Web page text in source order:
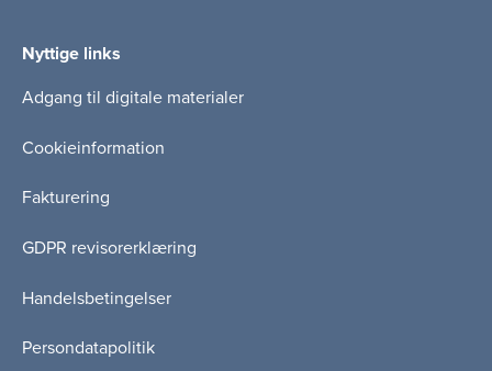
Nyttige links
Adgang til digitale materialer
Cookieinformation
Fakturering
GDPR revisorerklæring
Handelsbetingelser
Persondatapolitik